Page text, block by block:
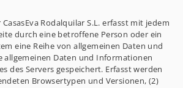
Rodalquilar S.L. erfasst mit jedem
durch eine betroffene Person oder ein
eine Reihe von allgemeinen Daten und
allgemeinen Daten und Informationen
des Servers gespeichert. Erfasst werden
Browsertypen und Versionen, (2)